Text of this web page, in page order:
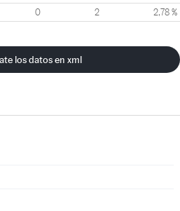
0 2 2,78 %
los datos en xml